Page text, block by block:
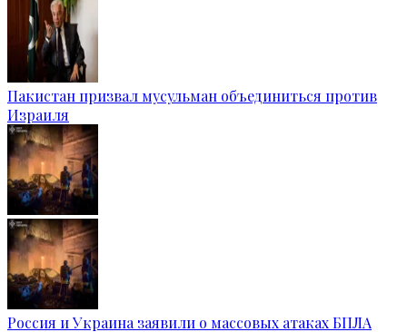
Пакистан призвал мусульман объединиться против
Израиля
Россия и Украина заявили о массовых атаках БПЛА